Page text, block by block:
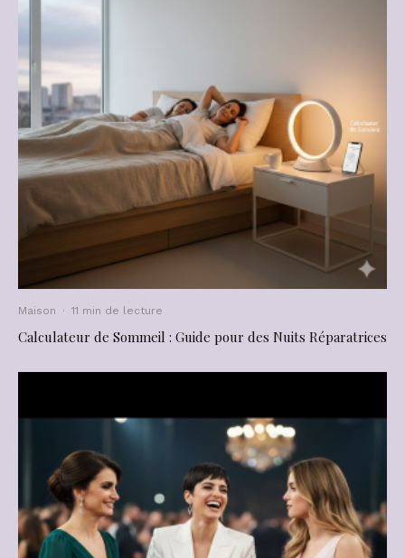
Maison · 11 min de lecture
Calculateur de Sommeil : Guide pour des Nuits Réparatrices